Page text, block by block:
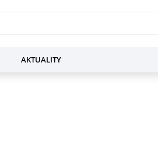
AKTUALITY